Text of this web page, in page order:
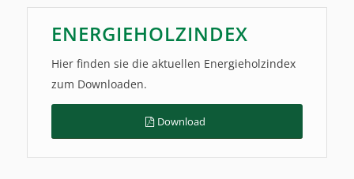
ENERGIEHOLZINDEX
Hier finden sie die aktuellen Energieholzindex
zum Downloaden.
Download